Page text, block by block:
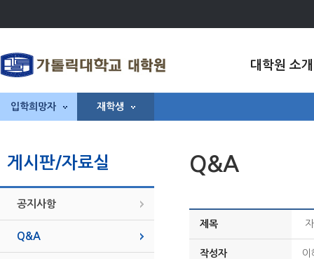
대학원 소개
입학희망자 재학생
게시판/자료실
공지사항
Q&A
Q&A
제목
작성자 이